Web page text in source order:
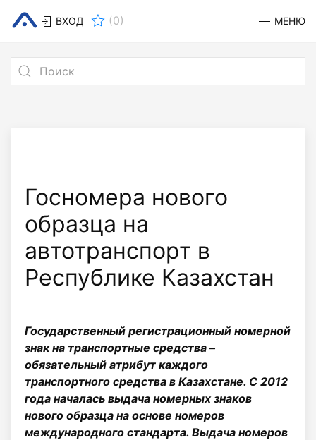
ВХОД (0) МЕНЮ
Госномера нового
образца на
автотранспорт в
Республике Казахстан
Государственный регистрационный номерной
знак на транспортные средства –
обязательный атрибут каждого
транспортного средства в Казахстане. С 2012
года началась выдача номерных знаков
нового образца на основе номеров
международного стандарта. Выдача номеров